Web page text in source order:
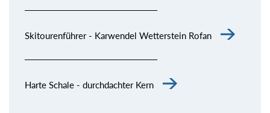
Skitourenführer - Karwendel Wetterstein Rofan
Harte Schale - durchdachter Kern